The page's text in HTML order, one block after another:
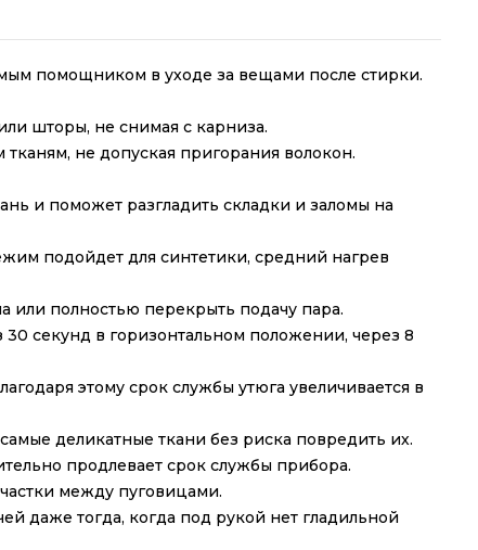
помощником в уходе за вещами после стирки.
шторы, не снимая с карниза.
не допуская пригорания волокон.
и поможет разгладить складки и заломы на
подойдет для синтетики, средний нагрев
или полностью перекрыть подачу пара.
секунд в горизонтальном положении, через 8
этому срок службы утюга увеличивается в
деликатные ткани без риска повредить их.
продлевает срок службы прибора.
между пуговицами.
даже тогда, когда под рукой нет гладильной